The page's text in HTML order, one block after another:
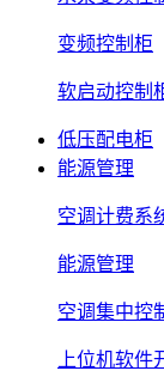
变频控制柜
软启动控制
低压配电柜
能源管理
空调计费系
能源管理
空调集中控
上位机软件